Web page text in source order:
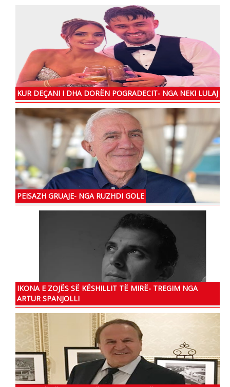
KUR DEÇANI I DHA DORËN POGRADECIT- NGA NEKI LULAJ
PEISAZH GRUAJE- NGA RUZHDI GOLE
IKONA E ZOJЁS SЁ KЁSHILLIT TЁ MIRЁ- TREGIM NGA
ARTUR SPANJOLLI